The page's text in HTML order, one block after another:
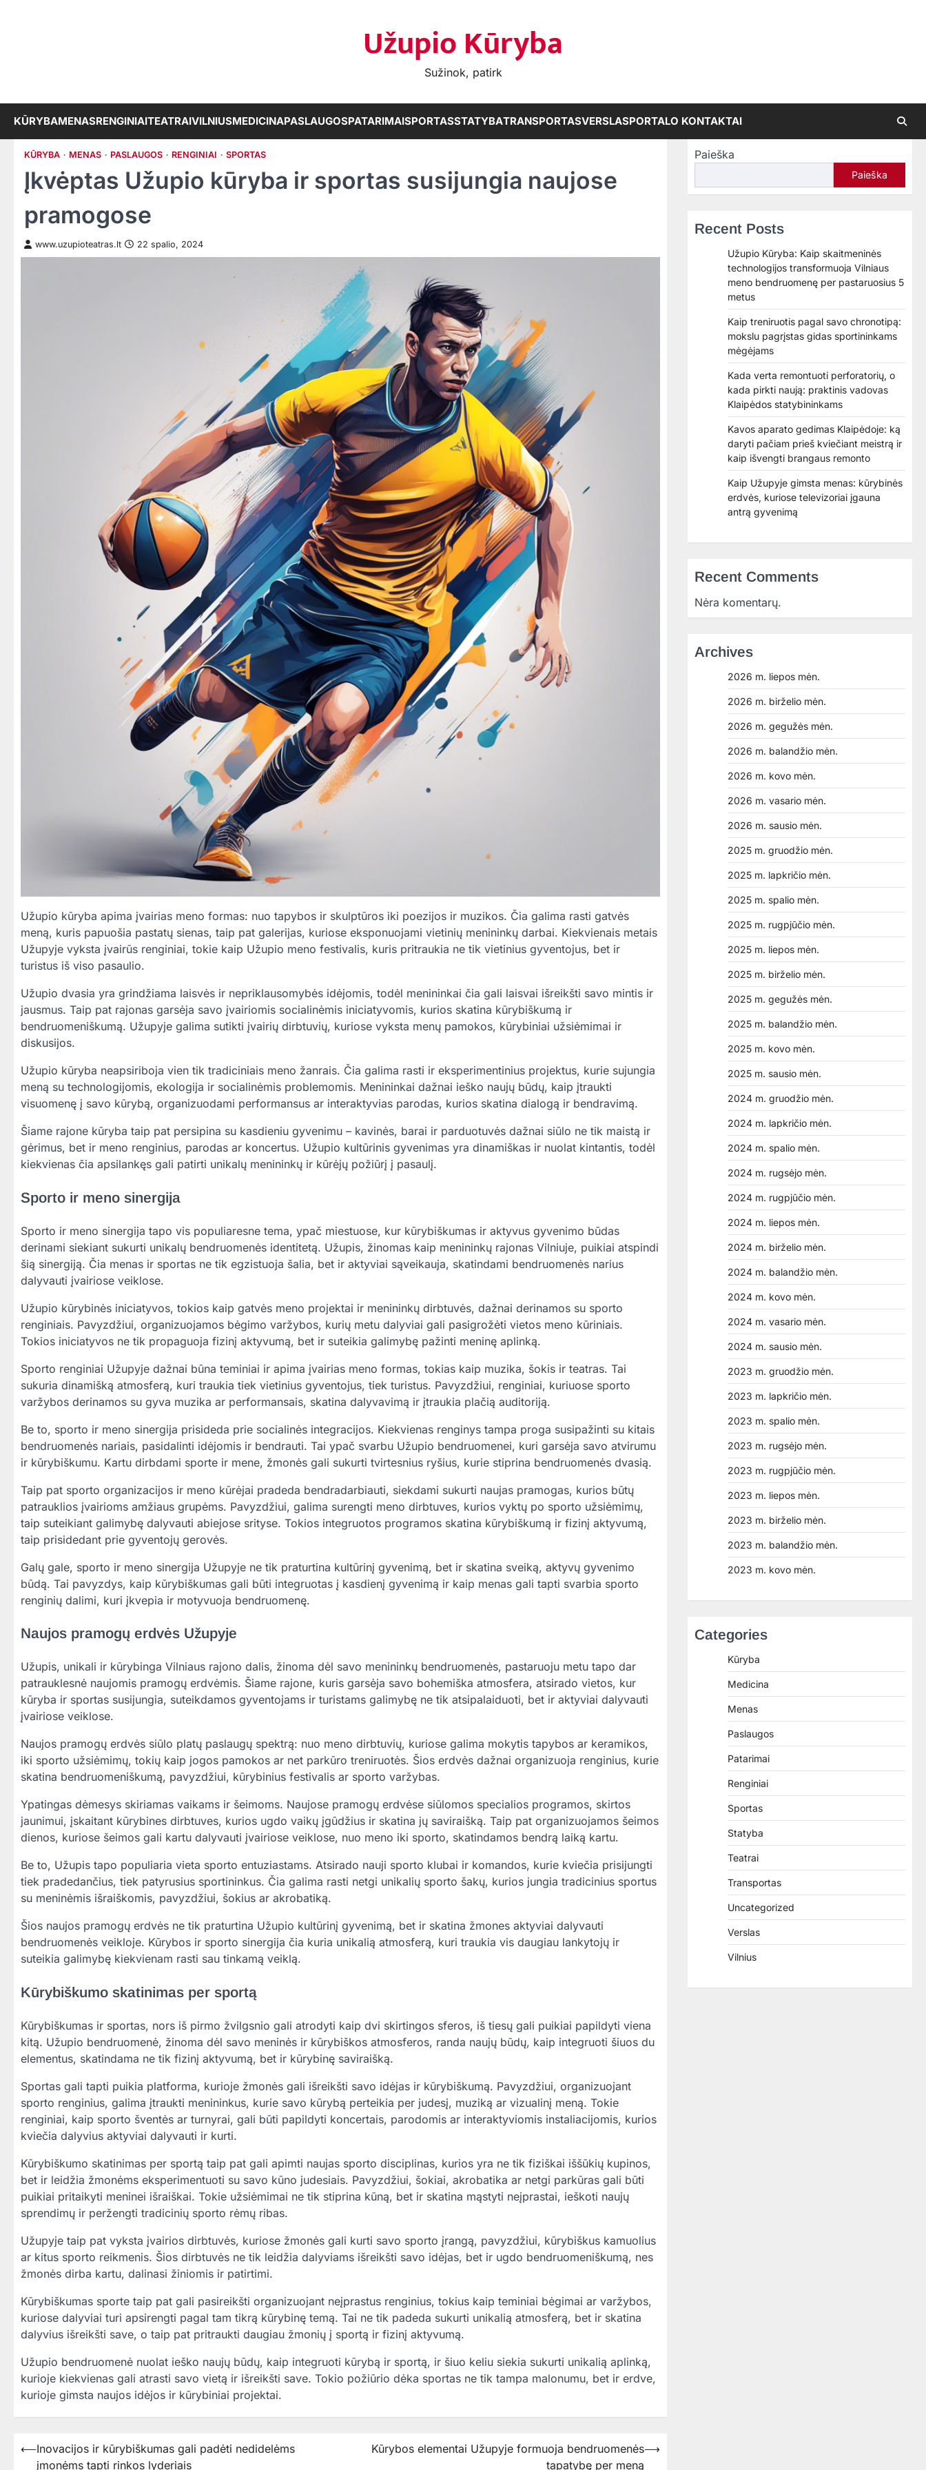
Užupio Kūryba
Sužinok, patirk
KŪRYBAMENASRENGINIAITEATRAIVILNIUSMEDICINAPASLAUGOSPATARIMAISPORTASSTATYBATRANSPORTASVERSLASPORTALO KONTAKTAI
KŪRYBA MENAS PASLAUGOS RENGINIAI SPORTAS
Įkvėptas Užupio kūryba ir sportas susijungia naujose
pramogose
www.uzupioteatras.lt 22 spalio, 2024
Užupio kūryba apima įvairias meno formas: nuo tapybos ir skulptūros iki poezijos ir muzikos. Čia galima rasti gatvės
meną, kuris papuošia pastatų sienas, taip pat galerijas, kuriose eksponuojami vietinių menininkų darbai. Kiekvienais metais
Užupyje vyksta įvairūs renginiai, tokie kaip Užupio meno festivalis, kuris pritraukia ne tik vietinius gyventojus, bet ir
turistus iš viso pasaulio.
Užupio dvasia yra grindžiama laisvės ir nepriklausomybės idėjomis, todėl menininkai čia gali laisvai išreikšti savo mintis ir
jausmus. Taip pat rajonas garsėja savo įvairiomis socialinėmis iniciatyvomis, kurios skatina kūrybiškumą ir
bendruomeniškumą. Užupyje galima sutikti įvairių dirbtuvių, kuriose vyksta menų pamokos, kūrybiniai užsiėmimai ir
diskusijos.
Užupio kūryba neapsiriboja vien tik tradiciniais meno žanrais. Čia galima rasti ir eksperimentinius projektus, kurie sujungia
meną su technologijomis, ekologija ir socialinėmis problemomis. Menininkai dažnai ieško naujų būdų, kaip įtraukti
visuomenę į savo kūrybą, organizuodami performansus ar interaktyvias parodas, kurios skatina dialogą ir bendravimą.
Šiame rajone kūryba taip pat persipina su kasdieniu gyvenimu – kavinės, barai ir parduotuvės dažnai siūlo ne tik maistą ir
gėrimus, bet ir meno renginius, parodas ar koncertus. Užupio kultūrinis gyvenimas yra dinamiškas ir nuolat kintantis, todėl
kiekvienas čia apsilankęs gali patirti unikalų menininkų ir kūrėjų požiūrį į pasaulį.
Sporto ir meno sinergija
Sporto ir meno sinergija tapo vis populiaresne tema, ypač miestuose, kur kūrybiškumas ir aktyvus gyvenimo būdas
derinami siekiant sukurti unikalų bendruomenės identitetą. Užupis, žinomas kaip menininkų rajonas Vilniuje, puikiai atspindi
šią sinergiją. Čia menas ir sportas ne tik egzistuoja šalia, bet ir aktyviai sąveikauja, skatindami bendruomenės narius
dalyvauti įvairiose veiklose.
Užupio kūrybinės iniciatyvos, tokios kaip gatvės meno projektai ir menininkų dirbtuvės, dažnai derinamos su sporto
renginiais. Pavyzdžiui, organizuojamos bėgimo varžybos, kurių metu dalyviai gali pasigrožėti vietos meno kūriniais.
Tokios iniciatyvos ne tik propaguoja fizinį aktyvumą, bet ir suteikia galimybę pažinti meninę aplinką.
Sporto renginiai Užupyje dažnai būna teminiai ir apima įvairias meno formas, tokias kaip muzika, šokis ir teatras. Tai
sukuria dinamišką atmosferą, kuri traukia tiek vietinius gyventojus, tiek turistus. Pavyzdžiui, renginiai, kuriuose sporto
varžybos derinamos su gyva muzika ar performansais, skatina dalyvavimą ir įtraukia plačią auditoriją.
Be to, sporto ir meno sinergija prisideda prie socialinės integracijos. Kiekvienas renginys tampa proga susipažinti su kitais
bendruomenės nariais, pasidalinti idėjomis ir bendrauti. Tai ypač svarbu Užupio bendruomenei, kuri garsėja savo atvirumu
ir kūrybiškumu. Kartu dirbdami sporte ir mene, žmonės gali sukurti tvirtesnius ryšius, kurie stiprina bendruomenės dvasią.
Taip pat sporto organizacijos ir meno kūrėjai pradeda bendradarbiauti, siekdami sukurti naujas pramogas, kurios būtų
patrauklios įvairioms amžiaus grupėms. Pavyzdžiui, galima surengti meno dirbtuves, kurios vyktų po sporto užsiėmimų,
taip suteikiant galimybę dalyvauti abiejose srityse. Tokios integruotos programos skatina kūrybiškumą ir fizinį aktyvumą,
taip prisidedant prie gyventojų gerovės.
Galų gale, sporto ir meno sinergija Užupyje ne tik praturtina kultūrinį gyvenimą, bet ir skatina sveiką, aktyvų gyvenimo
būdą. Tai pavyzdys, kaip kūrybiškumas gali būti integruotas į kasdienį gyvenimą ir kaip menas gali tapti svarbia sporto
renginių dalimi, kuri įkvepia ir motyvuoja bendruomenę.
Naujos pramogų erdvės Užupyje
Užupis, unikali ir kūrybinga Vilniaus rajono dalis, žinoma dėl savo menininkų bendruomenės, pastaruoju metu tapo dar
patrauklesnė naujomis pramogų erdvėmis. Šiame rajone, kuris garsėja savo bohemiška atmosfera, atsirado vietos, kur
kūryba ir sportas susijungia, suteikdamos gyventojams ir turistams galimybę ne tik atsipalaiduoti, bet ir aktyviai dalyvauti
įvairiose veiklose.
Naujos pramogų erdvės siūlo platų paslaugų spektrą: nuo meno dirbtuvių, kuriose galima mokytis tapybos ar keramikos,
iki sporto užsiėmimų, tokių kaip jogos pamokos ar net parkūro treniruotės. Šios erdvės dažnai organizuoja renginius, kurie
skatina bendruomeniškumą, pavyzdžiui, kūrybinius festivalis ar sporto varžybas.
Ypatingas dėmesys skiriamas vaikams ir šeimoms. Naujose pramogų erdvėse siūlomos specialios programos, skirtos
jaunimui, įskaitant kūrybines dirbtuves, kurios ugdo vaikų įgūdžius ir skatina jų saviraišką. Taip pat organizuojamos šeimos
dienos, kuriose šeimos gali kartu dalyvauti įvairiose veiklose, nuo meno iki sporto, skatindamos bendrą laiką kartu.
Be to, Užupis tapo populiaria vieta sporto entuziastams. Atsirado nauji sporto klubai ir komandos, kurie kviečia prisijungti
tiek pradedančius, tiek patyrusius sportininkus. Čia galima rasti netgi unikalių sporto šakų, kurios jungia tradicinius sportus
su meninėmis išraiškomis, pavyzdžiui, šokius ar akrobatiką.
Šios naujos pramogų erdvės ne tik praturtina Užupio kultūrinį gyvenimą, bet ir skatina žmones aktyviai dalyvauti
bendruomenės veikloje. Kūrybos ir sporto sinergija čia kuria unikalią atmosferą, kuri traukia vis daugiau lankytojų ir
suteikia galimybę kiekvienam rasti sau tinkamą veiklą.
Kūrybiškumo skatinimas per sportą
Kūrybiškumas ir sportas, nors iš pirmo žvilgsnio gali atrodyti kaip dvi skirtingos sferos, iš tiesų gali puikiai papildyti viena
kitą. Užupio bendruomenė, žinoma dėl savo meninės ir kūrybiškos atmosferos, randa naujų būdų, kaip integruoti šiuos du
elementus, skatindama ne tik fizinį aktyvumą, bet ir kūrybinę saviraišką.
Sportas gali tapti puikia platforma, kurioje žmonės gali išreikšti savo idėjas ir kūrybiškumą. Pavyzdžiui, organizuojant
sporto renginius, galima įtraukti menininkus, kurie savo kūrybą perteikia per judesį, muziką ar vizualinį meną. Tokie
renginiai, kaip sporto šventės ar turnyrai, gali būti papildyti koncertais, parodomis ar interaktyviomis instaliacijomis, kurios
kviečia dalyvius aktyviai dalyvauti ir kurti.
Kūrybiškumo skatinimas per sportą taip pat gali apimti naujas sporto disciplinas, kurios yra ne tik fiziškai iššūkių kupinos,
bet ir leidžia žmonėms eksperimentuoti su savo kūno judesiais. Pavyzdžiui, šokiai, akrobatika ar netgi parkūras gali būti
puikiai pritaikyti meninei išraiškai. Tokie užsiėmimai ne tik stiprina kūną, bet ir skatina mąstyti neįprastai, ieškoti naujų
sprendimų ir peržengti tradicinių sporto rėmų ribas.
Užupyje taip pat vyksta įvairios dirbtuvės, kuriose žmonės gali kurti savo sporto įrangą, pavyzdžiui, kūrybiškus kamuolius
ar kitus sporto reikmenis. Šios dirbtuvės ne tik leidžia dalyviams išreikšti savo idėjas, bet ir ugdo bendruomeniškumą, nes
žmonės dirba kartu, dalinasi žiniomis ir patirtimi.
Kūrybiškumas sporte taip pat gali pasireikšti organizuojant neįprastus renginius, tokius kaip teminiai bėgimai ar varžybos,
kuriose dalyviai turi apsirengti pagal tam tikrą kūrybinę temą. Tai ne tik padeda sukurti unikalią atmosferą, bet ir skatina
dalyvius išreikšti save, o taip pat pritraukti daugiau žmonių į sportą ir fizinį aktyvumą.
Užupio bendruomenė nuolat ieško naujų būdų, kaip integruoti kūrybą ir sportą, ir šiuo keliu siekia sukurti unikalią aplinką,
kurioje kiekvienas gali atrasti savo vietą ir išreikšti save. Tokio požiūrio dėka sportas ne tik tampa malonumu, bet ir erdve,
kurioje gimsta naujos idėjos ir kūrybiniai projektai.
Navigacija
⟵Inovacijos ir kūrybiškumas gali padėti nedidelėms
įmonėms tapti rinkos lyderiais
Kūrybos elementai Užupyje formuoja bendruomenės
tapatybę per meną
⟶
Paieška
Paieška
Recent Posts
Užupio Kūryba: Kaip skaitmeninės
technologijos transformuoja Vilniaus
meno bendruomenę per pastaruosius 5
metus
Kaip treniruotis pagal savo chronotipą:
mokslu pagrįstas gidas sportininkams
mėgėjams
Kada verta remontuoti perforatorių, o
kada pirkti naują: praktinis vadovas
Klaipėdos statybininkams
Kavos aparato gedimas Klaipėdoje: ką
daryti pačiam prieš kviečiant meistrą ir
kaip išvengti brangaus remonto
Kaip Užupyje gimsta menas: kūrybinės
erdvės, kuriose televizoriai įgauna
antrą gyvenimą
Recent Comments
Nėra komentarų.
Archives
2026 m. liepos mėn.
2026 m. birželio mėn.
2026 m. gegužės mėn.
2026 m. balandžio mėn.
2026 m. kovo mėn.
2026 m. vasario mėn.
2026 m. sausio mėn.
2025 m. gruodžio mėn.
2025 m. lapkričio mėn.
2025 m. spalio mėn.
2025 m. rugpjūčio mėn.
2025 m. liepos mėn.
2025 m. birželio mėn.
2025 m. gegužės mėn.
2025 m. balandžio mėn.
2025 m. kovo mėn.
2025 m. sausio mėn.
2024 m. gruodžio mėn.
2024 m. lapkričio mėn.
2024 m. spalio mėn.
2024 m. rugsėjo mėn.
2024 m. rugpjūčio mėn.
2024 m. liepos mėn.
2024 m. birželio mėn.
2024 m. balandžio mėn.
2024 m. kovo mėn.
2024 m. vasario mėn.
2024 m. sausio mėn.
2023 m. gruodžio mėn.
2023 m. lapkričio mėn.
2023 m. spalio mėn.
2023 m. rugsėjo mėn.
2023 m. rugpjūčio mėn.
2023 m. liepos mėn.
2023 m. birželio mėn.
2023 m. balandžio mėn.
2023 m. kovo mėn.
Categories
Kūryba
Medicina
Menas
Paslaugos
Patarimai
Renginiai
Sportas
Statyba
Teatrai
Transportas
Uncategorized
Verslas
Vilnius